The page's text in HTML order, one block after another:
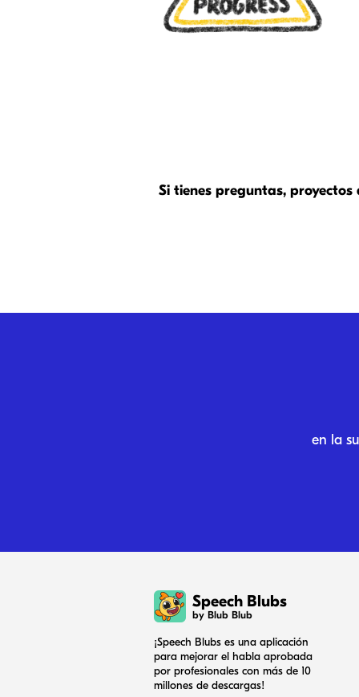
Si tienes preguntas,
en la
Speech Blubs
by Blub Blub
¡Speech Blubs es una aplicación
para mejorar el habla aprobada
por profesionales con más de 10
millones de descargas!